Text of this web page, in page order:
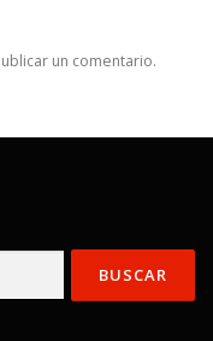
un comentario.